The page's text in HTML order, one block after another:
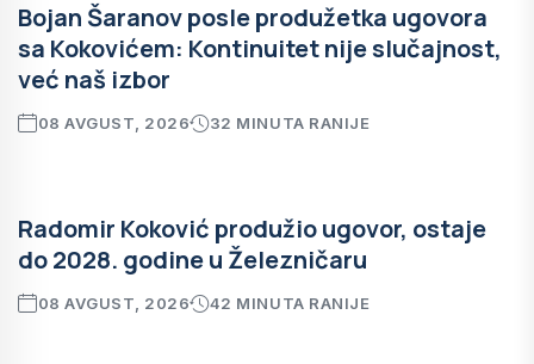
Bojan Šaranov posle produžetka ugovora
sa Kokovićem: Kontinuitet nije slučajnost,
već naš izbor
08 AVGUST, 2026 32 MINUTA RANIJE
Radomir Koković produžio ugovor, ostaje
do 2028. godine u Železničaru
08 AVGUST, 2026 42 MINUTA RANIJE